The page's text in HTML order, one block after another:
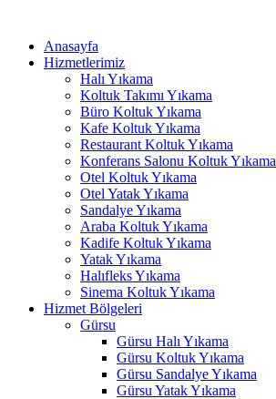
Hacklink panel
Backlink paketleri
Hacklink panel
Hacklink panel
Hacklink panel
Anasayfa
Hizmetlerimiz
Halı Yıkama
Koltuk Takımı Yıkama
Büro Koltuk Yıkama
Kafe Koltuk Yıkama
Restaurant Koltuk Yıkama
Konferans Salonu Koltuk Yıkama
Otel Koltuk Yıkama
Otel Yatak Yıkama
Sandalye Yıkama
Araba Koltuk Yıkama
Kadife Koltuk Yıkama
Yatak Yıkama
Halıfleks Yıkama
Sinema Koltuk Yıkama
Hizmet Bölgeleri
Gürsu
Gürsu Halı Yıkama
Gürsu Koltuk Yıkama
Gürsu Sandalye Yıkama
Gürsu Yatak Yıkama